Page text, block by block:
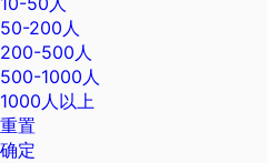
50-200人
200-500人
500-1000人
1000人以上
重置
确定